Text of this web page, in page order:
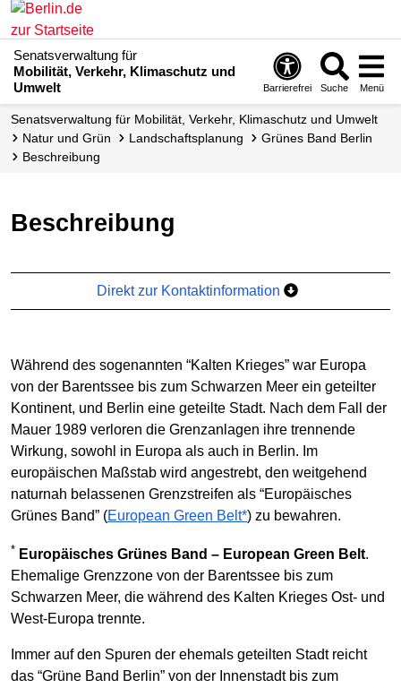
Senatsverwaltung für
Mobilität, Verkehr, Klimaschutz und
Umwelt
Barrierefrei Suche Menü
Senatsverwaltung für Mobilität, Verkehr, Klimaschutz und Umwelt
Natur und Grün
Landschafts­planung
Grünes Band Berlin
Beschreibung
Beschreibung
Direkt zur Kontaktinformation
Während des sogenannten “Kalten Krieges” war Europa
von der Barentssee bis zum Schwarzen Meer ein geteilter
Kontinent, und Berlin eine geteilte Stadt. Nach dem Fall der
Mauer 1989 verloren die Grenzanlagen ihre trennende
Wirkung, sowohl in Europa als auch in Berlin. Im
europäischen Maßstab wird angestrebt, den weitgehend
naturnah belassenen Grenzstreifen als “Europäisches
Grünes Band” (European Green Belt*) zu bewahren.
* Europäisches Grünes Band – European Green Belt.
Ehemalige Grenzzone von der Barentssee bis zum
Schwarzen Meer, die während des Kalten Krieges Ost- und
West-Europa trennte.
Immer auf den Spuren der ehemals geteilten Stadt reicht
das “Grüne Band Berlin” von der Innenstadt bis zum